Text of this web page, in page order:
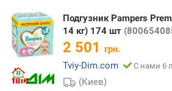
Подгузник Pampers
14 кг) 174 шт
2 501 грн.
Tviy-Dim.com
С нами 6
(Киев)